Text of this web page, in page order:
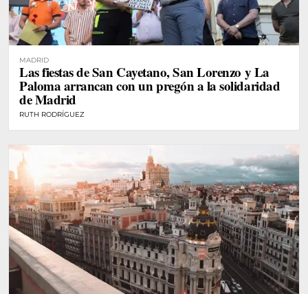
MADRID
Las fiestas de San Cayetano, San Lorenzo y La
Paloma arrancan con un pregón a la solidaridad
de Madrid
RUTH RODRÍGUEZ